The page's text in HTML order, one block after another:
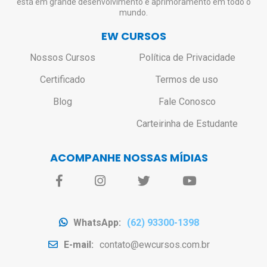
mundo.
EW CURSOS
Nossos Cursos
Certificado
Blog
Política de Privacidade
Termos de uso
Fale Conosco
Carteirinha de Estudante
ACOMPANHE NOSSAS MÍDIAS
WhatsApp:
(62) 93300-1398
E-mail: contato@ewcursos.com.br